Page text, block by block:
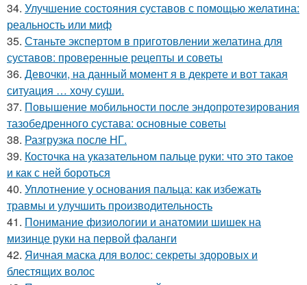
34. Улучшение состояния суставов с помощью желатина:
реальность или миф
35. Станьте экспертом в приготовлении желатина для
суставов: проверенные рецепты и советы
36. Девочки, на данный момент я в декрете и вот такая
ситуация … хочу суши.
37. Повышение мобильности после эндопротезирования
тазобедренного сустава: основные советы
38. Разгрузка после НГ.
39. Косточка на указательном пальце руки: что это такое
и как с ней бороться
40. Уплотнение у основания пальца: как избежать
травмы и улучшить производительность
41. Понимание физиологии и анатомии шишек на
мизинце руки на первой фаланги
42. Яичная маска для волос: секреты здоровых и
блестящих волос